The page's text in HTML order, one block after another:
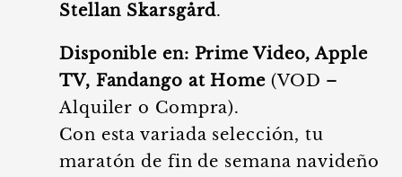
Stellan Skarsgård.
Disponible en: Prime Video, Apple
TV, Fandango at Home (VOD –
Alquiler o Compra).
Con esta variada selección, tu
maratón de fin de semana navideño